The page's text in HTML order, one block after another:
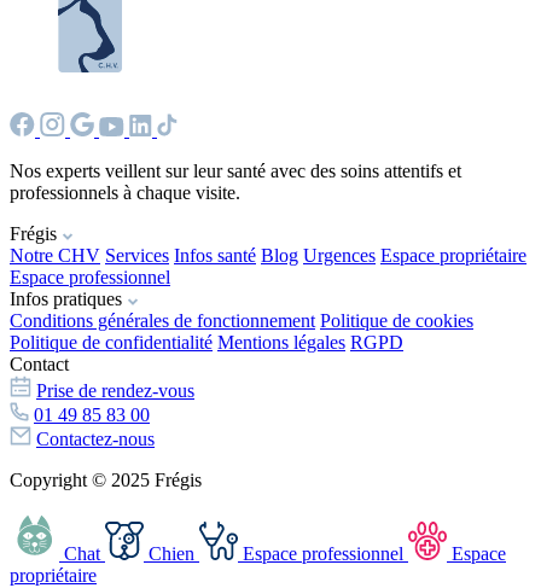
Nos experts veillent sur leur santé avec des soins attentifs et
professionnels à chaque visite.
Frégis
Notre CHV Services Infos santé Blog Urgences Espace propriétaire
Espace professionnel
Infos pratiques
Conditions générales de fonctionnement Politique de cookies
Politique de confidentialité Mentions légales RGPD
Contact
Prise de rendez-vous
01 49 85 83 00
Contactez-nous
Copyright © 2025 Frégis
Chat Chien Espace professionnel
Espace
propriétaire